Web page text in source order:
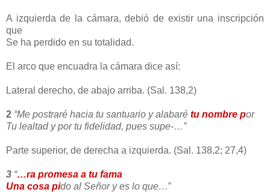
A izquierda de la cámara, debió de existir una inscripción
que
Se ha perdido en su totalidad.
El arco que encuadra la cámara dice así:
Lateral derecho, de abajo arriba. (Sal. 138,2)
2 “Me postraré hacia tu santuario y alabaré tu nombre por
Tu lealtad y por tu fidelidad, pues supe-…”
Parte superior, de derecha a izquierda. (Sal. 138,2; 27,4)
3 “…ra promesa a tu fama
Una cosa pido al Señor y es lo que…”